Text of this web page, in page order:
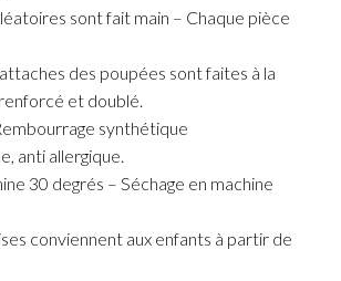
sont fait main – Chaque pièce
des poupées sont faites à la
et doublé.
synthétique
anti allergique.
30 degrés – Séchage en machine
conviennent aux enfants à partir de